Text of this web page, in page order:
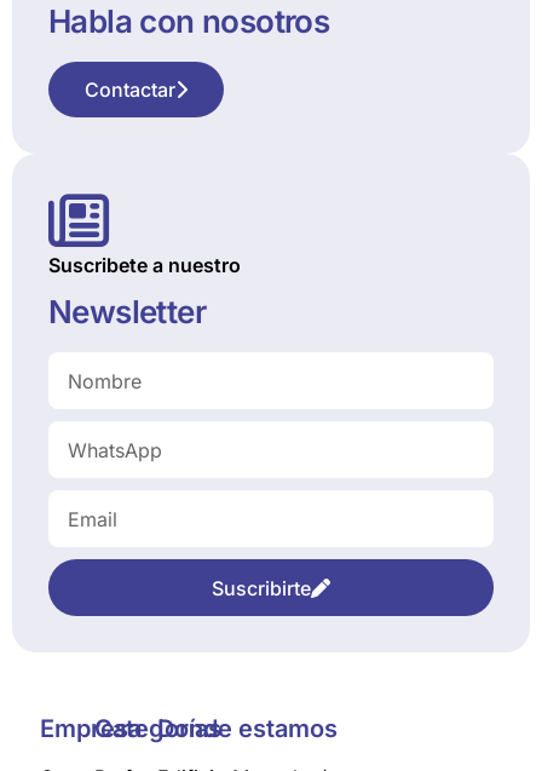
Habla con nosotros
Contactar
Suscribete a nuestro
Newsletter
Suscribirte
EmpresaCategoríasDonde estamos